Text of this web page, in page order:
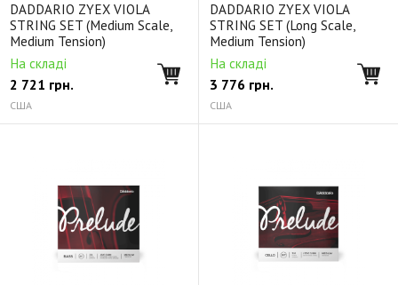
DADDARIO ZYEX VIOLA
STRING SET (Medium Scale,
Medium Tension)
На складі
2 721 грн.
США
DADDARIO ZYEX VIOLA
STRING SET (Long Scale,
Medium Tension)
На складі
3 776 грн.
США